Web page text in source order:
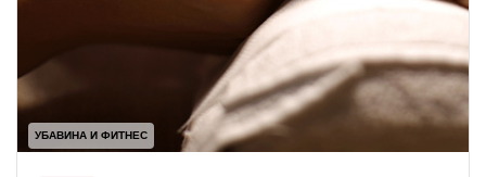
УБАВИНА И ФИТНЕС